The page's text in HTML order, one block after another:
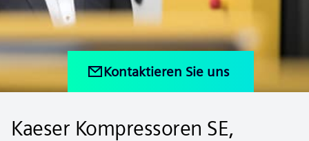
Kontaktieren Sie uns
Kaeser Kompressoren SE,